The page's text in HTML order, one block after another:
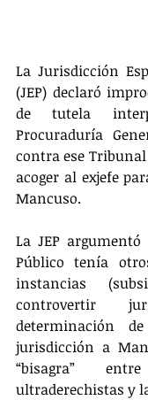
La Jurisdicción
(JEP) declaró
de tutela
Procuraduría
contra ese
acoger al exjefe
Mancuso.
La JEP
Público tenía
instancias
controvertir
determinación
jurisdicción a
“bisagra”
ultraderechistas y